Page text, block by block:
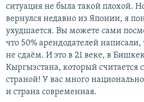
ситуация не была такой плохой.
вернулся недавно из Японии, я
ухудшается. Вы можете сами
что 50% арендодателей
не сдаём. И это в 21 веке, в
Кыргызстана, который считается
страной! У вас много
и страна современная.